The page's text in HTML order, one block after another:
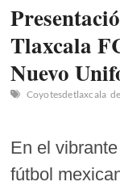
Tlaxcala
Nuevo
Coyotesdetlaxcala
En el
fútbol